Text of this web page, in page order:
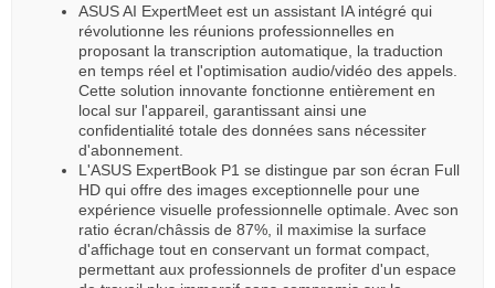
ASUS AI ExpertMeet est un assistant IA intégré qui
révolutionne les réunions professionnelles en
proposant la transcription automatique, la traduction
en temps réel et l'optimisation audio/vidéo des appels.
Cette solution innovante fonctionne entièrement en
local sur l'appareil, garantissant ainsi une
confidentialité totale des données sans nécessiter
d'abonnement.
L'ASUS ExpertBook P1 se distingue par son écran Full
HD qui offre des images exceptionnelle pour une
expérience visuelle professionnelle optimale. Avec son
ratio écran/châssis de 87%, il maximise la surface
d'affichage tout en conservant un format compact,
permettant aux professionnels de profiter d'un espace